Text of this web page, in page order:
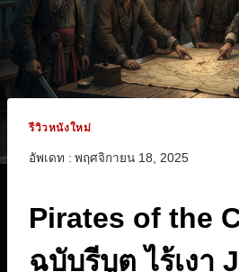
รีวิวหนังใหม่
อัพเดท : พฤศจิกายน 18, 2025
Pirates of the
ฉบับรีบูต ไร้เงา